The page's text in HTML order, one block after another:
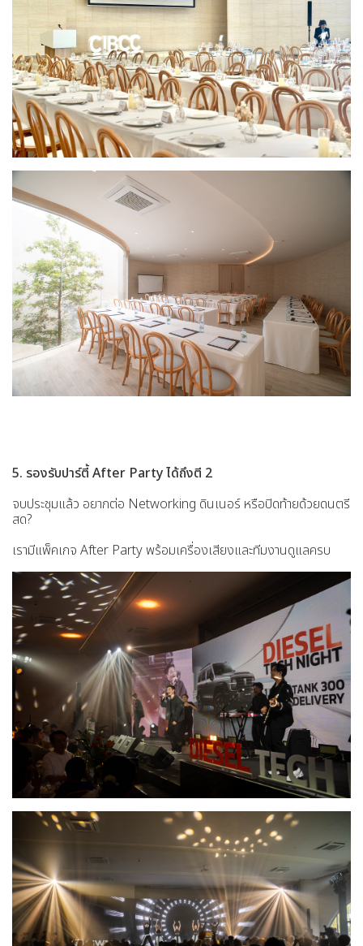
5. รองรับปาร์ตี้ After Party ได้ถึงตี 2
จบประชุมแล้ว อยากต่อ Networking ดินเนอร์ หรือปิดท้ายด้วยดนตรี
สด?
เรามีแพ็คเกจ After Party พร้อมเครื่องเสียงและทีมงานดูแลครบ